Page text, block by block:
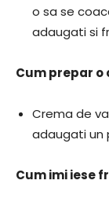
o sa se
adaugati si
Cum prepar o
Crema de
adaugati un
Cum imi iese